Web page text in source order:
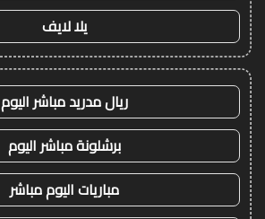
يلا لايف
ريال مدريد مباشر اليوم
برشلونة مباشر اليوم
مباريات اليوم مباشر